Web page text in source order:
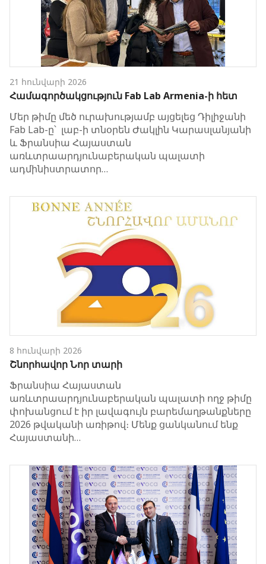
21 հունվարի 2026
Համագործակցություն Fab Lab Armenia-ի հետ
Մեր թիմը մեծ ուրախությամբ այցելեց Դիլիջանի
Fab Lab-ը՝ լաբ-ի տնօրեն Ժակլին Կարասլանյանի
և Ֆրանսիա Հայաստան
առևտրաարդյունաբերական պալատի
ադմինիստրատոր…
8 հունվարի 2026
Շնորհավոր Նոր տարի
Ֆրանսիա Հայաստան
առևտրաարդյունաբերական պալատի ողջ թիմը
փոխանցում է իր լավագույն բարեմաղթանքները
2026 թվականի առիթով։ Մենք ցանկանում ենք
Հայաստանի…